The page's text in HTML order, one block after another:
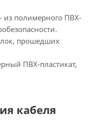
из полимерного ПВХ-
прошедших
ПВХ-пластикат,
кабеля